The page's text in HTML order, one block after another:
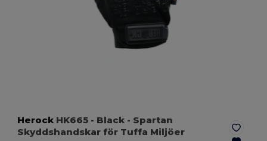
Herock HK665 - Black - Spartan
Skyddshandskar för Tuffa Miljöer